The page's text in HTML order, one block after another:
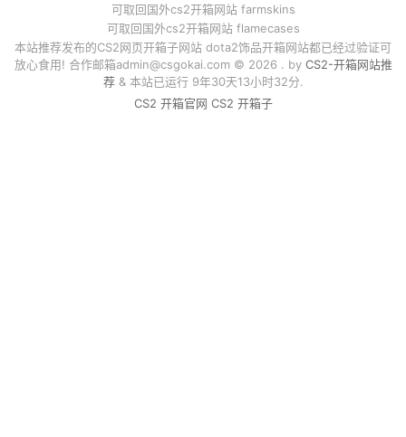
可取回国外cs2开箱网站 farmskins
可取回国外cs2开箱网站 flamecases
本站推荐发布的CS2网页开箱子网站 dota2饰品开箱网站都已经过验证可
放心食用! 合作邮箱admin@csgokai.com© 2026 . by CS2-开箱网站推
荐& 本站已运行 9年30天13小时32分.
CS2 开箱官网 CS2 开箱子